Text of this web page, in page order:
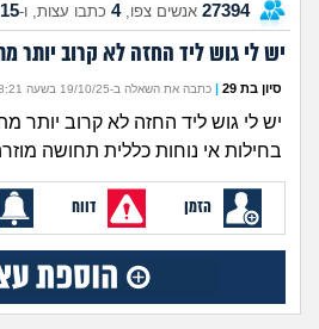
מה
27394 אנשים צפו,4 כתבו עצות, ו-15
יש לי גוש ליד החזה לא קרוב יותר
סיון בת 29 | כתבה את השאלה ב-19/10/25 בשעה 18:21
יש לי גוש ליד החזה לא קרוב יותר
בחילות אי נוחות כללית תחושה
הזמן דווח